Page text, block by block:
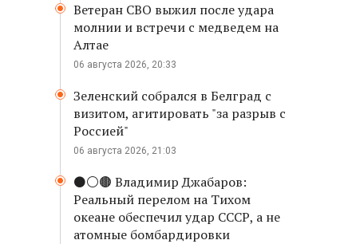
Ветеран СВО выжил после удара
молнии и встречи с медведем на
Алтае
06 августа 2026, 20:33
Зеленский собрался в Белград с
визитом, агитировать "за разрыв с
Россией"
06 августа 2026, 21:03
⚫️⚪️🟤 Владимир Джабаров:
Реальный перелом на Тихом
океане обеспечил удар СССР, а не
атомные бомбардировки